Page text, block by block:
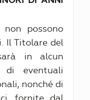
possono
Il Titolare del
in alcun
di eventuali
nonché di